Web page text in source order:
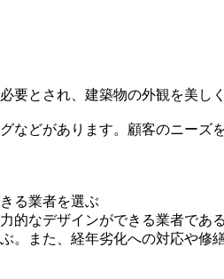
要とされ、建築物の外観を美しく
どがあります。顧客のニー
る業者を選ぶ
的なデザインができる業者であ
。また、経年劣化への対応や修